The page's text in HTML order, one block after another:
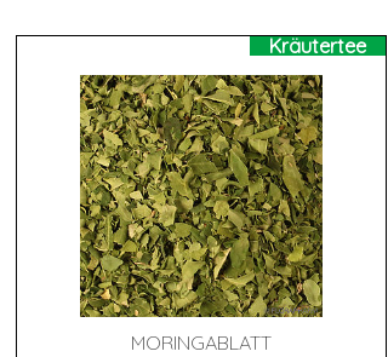
Kräutertee
MOR­ING­A­BLATT